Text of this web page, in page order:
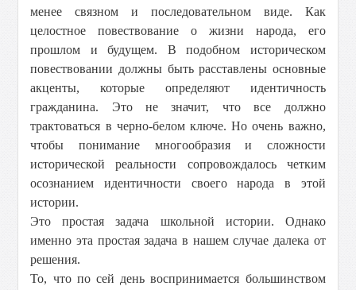
менее связном и последовательном виде. Как
целостное повествование о жизни народа, его
прошлом и будущем. В подобном историческом
повествовании должны быть расставлены основные
акценты, которые определяют идентичность
гражданина. Это не значит, что все должно
трактоваться в черно-белом ключе. Но очень важно,
чтобы понимание многообразия и сложности
исторической реальности сопровождалось четким
осознанием идентичности своего народа в этой
истории.
Это простая задача школьной истории. Однако
именно эта простая задача в нашем случае далека от
решения.
То, что по сей день воспринимается большинством